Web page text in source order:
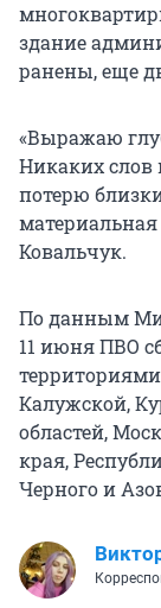
здание
ранены, еще
«Выражаю
Никаких слов
потерю
Ковальчук.
По данным
11 июня ПВО
Калужской,
областей,
края,
Черного и